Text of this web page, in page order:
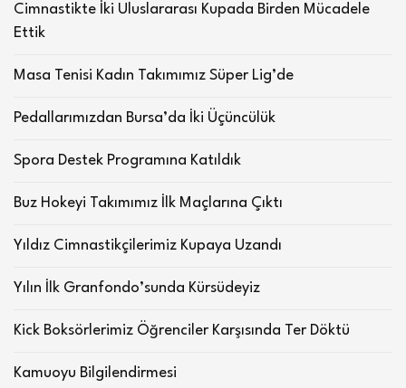
Cimnastikte İki Uluslararası Kupada Birden Mücadele
Ettik
Masa Tenisi Kadın Takımımız Süper Lig’de
Pedallarımızdan Bursa’da İki Üçüncülük
Spora Destek Programına Katıldık
Buz Hokeyi Takımımız İlk Maçlarına Çıktı
Yıldız Cimnastikçilerimiz Kupaya Uzandı
Yılın İlk Granfondo’sunda Kürsüdeyiz
Kick Boksörlerimiz Öğrenciler Karşısında Ter Döktü
Kamuoyu Bilgilendirmesi